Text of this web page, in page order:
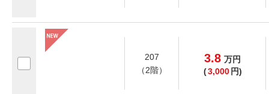
207
（2階）
3.8 万円
(3,000 円)